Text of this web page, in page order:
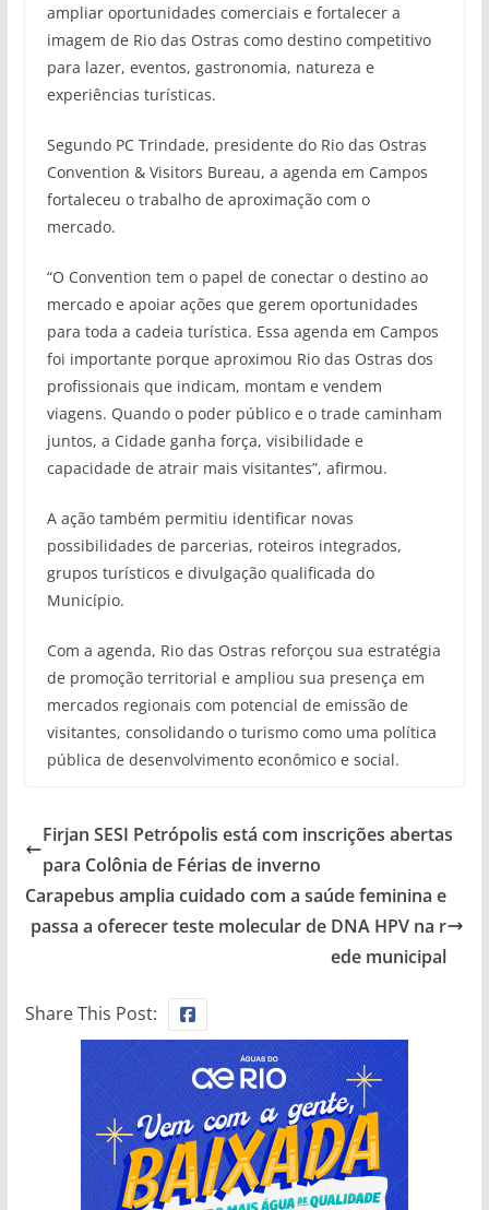
ampliar oportunidades comerciais e fortalecer a
imagem de Rio das Ostras como destino competitivo
para lazer, eventos, gastronomia, natureza e
experiências turísticas.
Segundo PC Trindade, presidente do Rio das Ostras
Convention & Visitors Bureau, a agenda em Campos
fortaleceu o trabalho de aproximação com o
mercado.
“O Convention tem o papel de conectar o destino ao
mercado e apoiar ações que gerem oportunidades
para toda a cadeia turística. Essa agenda em Campos
foi importante porque aproximou Rio das Ostras dos
profissionais que indicam, montam e vendem
viagens. Quando o poder público e o trade caminham
juntos, a Cidade ganha força, visibilidade e
capacidade de atrair mais visitantes”, afirmou.
A ação também permitiu identificar novas
possibilidades de parcerias, roteiros integrados,
grupos turísticos e divulgação qualificada do
Município.
Com a agenda, Rio das Ostras reforçou sua estratégia
de promoção territorial e ampliou sua presença em
mercados regionais com potencial de emissão de
visitantes, consolidando o turismo como uma política
pública de desenvolvimento econômico e social.
Firjan SESI Petrópolis está com inscrições abertas
para Colônia de Férias de inverno
Carapebus amplia cuidado com a saúde feminina e
passa a oferecer teste molecular de DNA HPV na r
ede municipal
Share This Post: